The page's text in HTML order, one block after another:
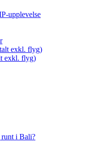
upplevelse
exkl. flyg)
exkl. flyg)
runt i Bali?